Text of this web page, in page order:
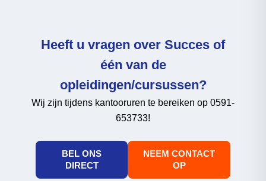
Heeft u vragen over Succes of
één van de
opleidingen/cursussen?
Wij zijn tijdens kantooruren te bereiken op 0591-
653733!
BEL ONS
DIRECT
NEEM CONTACT
OP